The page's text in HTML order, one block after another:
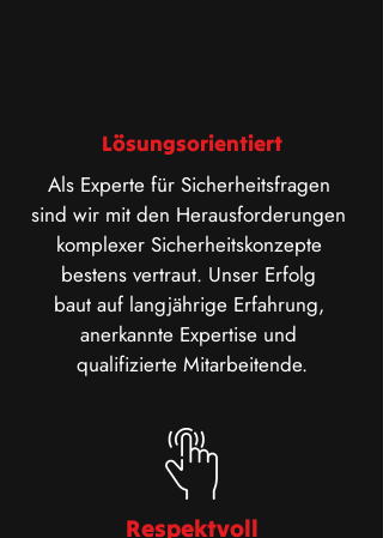
Lösungsorientiert
Als Experte für Sicherheitsfragen
sind wir mit den Herausforderungen
komplexer Sicherheitskonzepte
bestens vertraut. Unser Erfolg
baut auf langjährige Erfahrung,
anerkannte Expertise und
qualifizierte Mitarbeitende.
Respektvoll